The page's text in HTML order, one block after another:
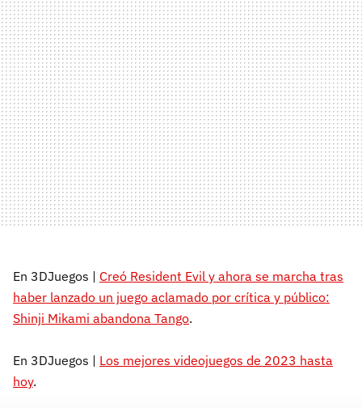
En 3DJuegos | Creó Resident Evil y ahora se marcha tras
haber lanzado un juego aclamado por crítica y público:
Shinji Mikami abandona Tango.
En 3DJuegos | Los mejores videojuegos de 2023 hasta
hoy.